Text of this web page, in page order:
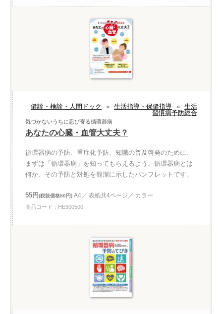
健診・検診・人間ドック » 生活指導・保健指導 » 生活
習慣病予防総合
気づかないうちに忍び寄る循環器病
あなたの心臓・血管大丈夫？
循環器病の予防、重症化予防、知識の普及啓発のために、
まずは「循環器病」を知ってもらえるよう、循環器病とは
何か、その予防と対処を簡潔に示したパンフレットです。
55円(税抜価格50円) A4／ 表紙共4ページ／ カラー
商品コード：HE300500